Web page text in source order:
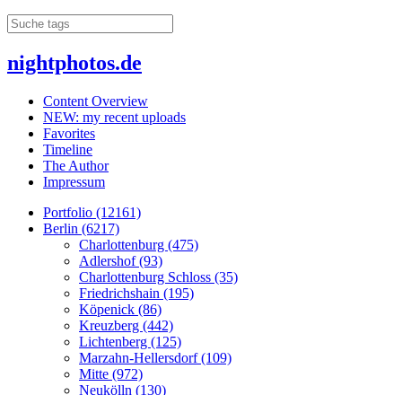
nightphotos.de
Content Overview
NEW: my recent uploads
Favorites
Timeline
The Author
Impressum
Portfolio (12161)
Berlin (6217)
Charlottenburg (475)
Adlershof (93)
Charlottenburg Schloss (35)
Friedrichshain (195)
Köpenick (86)
Kreuzberg (442)
Lichtenberg (125)
Marzahn-Hellersdorf (109)
Mitte (972)
Neukölln (130)